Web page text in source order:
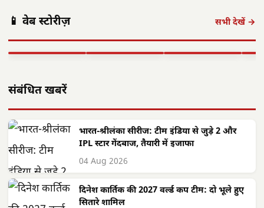
📱 वेब स्टोरीज़ सभी देखें →
अगस्त को अलवर
की…
वेशभूषा में…
यादव का सम्मान:
रजत पदक…
संबंधित खबरें
भारत-श्रीलंका सीरीज: टीम इंडिया से जुड़े 2 और
IPL स्टार गेंदबाज, तैयारी में इजाफा
04 Aug 2026
दिनेश कार्तिक की 2027 वर्ल्ड कप टीम: दो भूले हुए
सितारे शामिल